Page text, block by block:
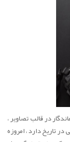
در قالب تصاویر ،
تاریخ دارد ، امروزه